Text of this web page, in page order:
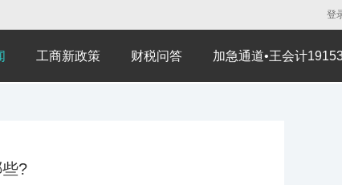
登
工商新政策 财税问答 加急通道•王会计
?